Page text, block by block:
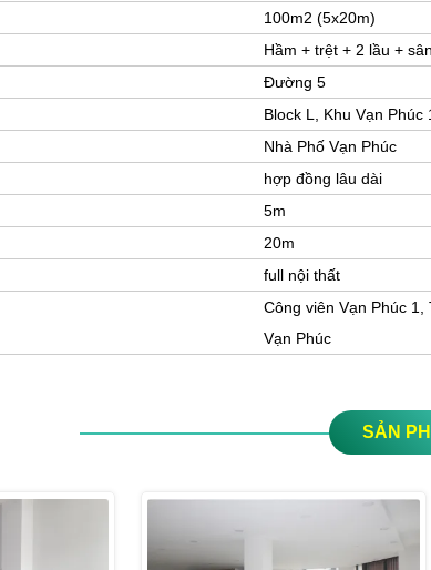
100m2 (5x20m)
Hầm + trệt + 2 lầu +
Đường 5
Block L, Khu Vạn Phúc
Nhà Phố Vạn Phúc
hợp đồng lâu dài
5m
20m
full nội thất
Công viên Vạn Phúc
Vạn Phúc
SẢN